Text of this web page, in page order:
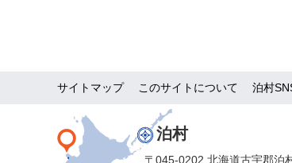
サイトマップ このサイトについて 泊村
泊村
〒045-0202 北海道古宇郡泊